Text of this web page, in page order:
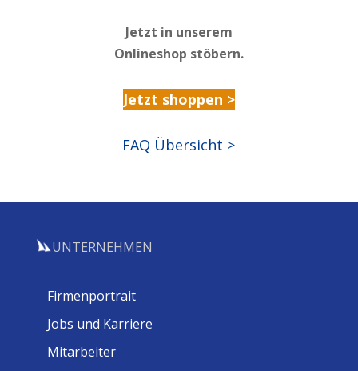
Jetzt in unserem
Onlineshop stöbern.
Jetzt shoppen >
FAQ Übersicht >
UNTERNEHMEN
Firmenportrait
Jobs und Karriere
Mitarbeiter